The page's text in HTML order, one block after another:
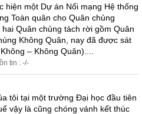
hiện một Dự án Nối mạng Hệ thống
Toàn quân cho Quân chủng
Quân chủng tách rời gồm Quân
Không Quân, nay đã được sát
– Không Quân)....
tin : -/-
tôi tại một trường Đại học đầu tiên
vậy là cũng chóng vánh kết thúc